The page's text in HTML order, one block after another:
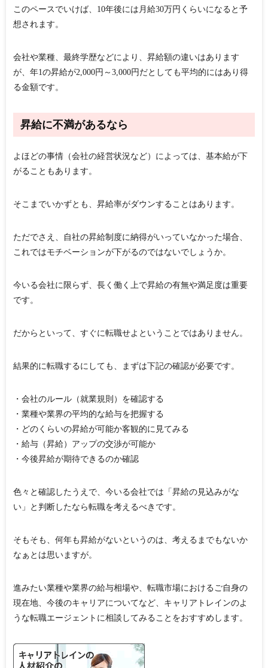
このペースでいけば、10年後には月給30万円くらいになると予
想されます。
会社や業種、最終学歴などにより、昇給額の違いはあります
が、年1の昇給が2,000円～3,000円だとしても平均的にはあり得
る金額です。
昇給に不満があるなら
よほどの事情（会社の経営状況など）によっては、基本給が下
がることもあります。
そこまでいかずとも、昇給率がダウンすることはあります。
ただでさえ、自社の昇給制度に納得がいっていなかった場合、
これではモチベーションが下がるのではないでしょうか。
今いる会社に限らず、長く働く上で昇給の有無や満足度は重要
です。
だからといって、すぐに転職せよということではありません。
結果的に転職するにしても、まずは下記の確認が必要です。
・会社のルール（就業規則）を確認する
・業種や業界の平均的な給与を把握する
・どのくらいの昇給が可能か客観的に見てみる
・給与（昇給）アップの交渉が可能か
・今後昇給が期待できるのか確認
色々と確認したうえで、今いる会社では「昇給の見込みがな
い」と判断したなら転職を考えるべきです。
そもそも、何年も昇給がないというのは、考えるまでもないか
なぁとは思いますが。
進みたい業種や業界の給与相場や、転職市場におけるご自身の
現在地、今後のキャリアについてなど、キャリアトレインのよ
うな転職エージェントに相談してみることをおすすめします。